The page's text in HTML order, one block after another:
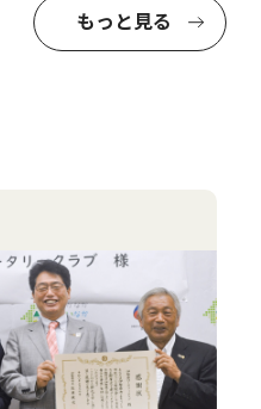
もっと見る